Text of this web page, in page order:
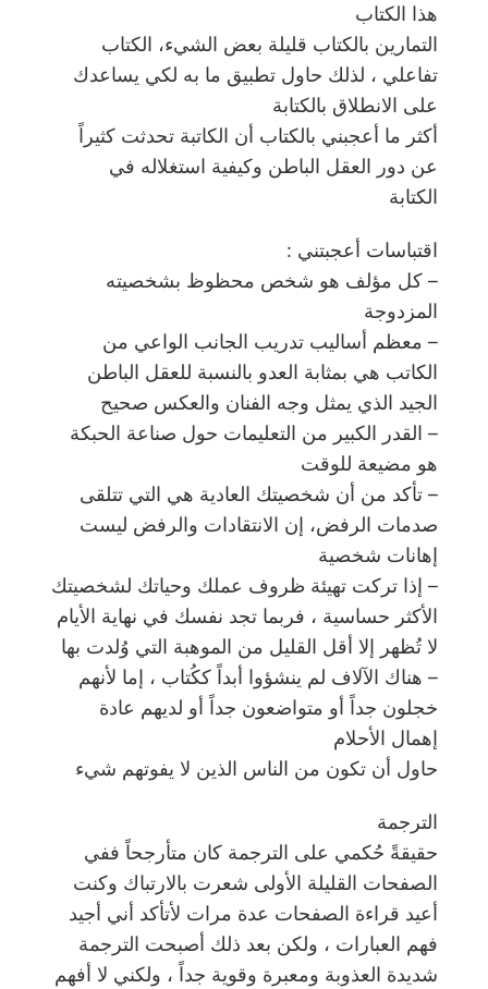
هذا الكتاب
التمارين بالكتاب قليلة بعض الشيء، الكتاب
تفاعلي ، لذلك حاول تطبيق ما به لكي يساعدك
على الانطلاق بالكتابة
أكثر ما أعجبني بالكتاب أن الكاتبة تحدثت كثيراً
عن دور العقل الباطن وكيفية استغلاله في
الكتابة
اقتباسات أعجبتني :
– كل مؤلف هو شخص محظوظ بشخصيته
المزدوجة
– معظم أساليب تدريب الجانب الواعي من
الكاتب هي بمثابة العدو بالنسبة للعقل الباطن
الجيد الذي يمثل وجه الفنان والعكس صحيح
– القدر الكبير من التعليمات حول صناعة الحبكة
هو مضيعة للوقت
– تأكد من أن شخصيتك العادية هي التي تتلقى
صدمات الرفض، إن الانتقادات والرفض ليست
إهانات شخصية
– إذا تركت تهيئة ظروف عملك وحياتك لشخصيتك
الأكثر حساسية ، فربما تجد نفسك في نهاية الأيام
لا تُظهر إلا أقل القليل من الموهبة التي وُلدت بها
– هناك الآلاف لم ينشؤوا أبداً ككُتاب ، إما لأنهم
خجلون جداً أو متواضعون جداً أو لديهم عادة
إهمال الأحلام
حاول أن تكون من الناس الذين لا يفوتهم شيء
الترجمة
حقيقةً حُكمي على الترجمة كان متأرجحاً ففي
الصفحات القليلة الأولى شعرت بالارتباك وكنت
أعيد قراءة الصفحات عدة مرات لأتأكد أني أجيد
فهم العبارات ، ولكن بعد ذلك أصبحت الترجمة
شديدة العذوبة ومعبرة وقوية جداً ، ولكني لا أفهم